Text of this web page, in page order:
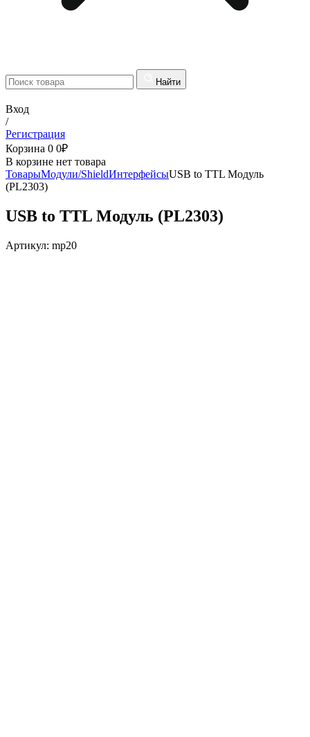
Найти
Вход
/
Регистрация
Корзина 0 0₽
В корзине нет товара
ТоварыМодули/ShieldИнтерфейсыUSB to TTL Модуль
(PL2303)
USB to TTL Модуль (PL2303)
Артикул: mp20